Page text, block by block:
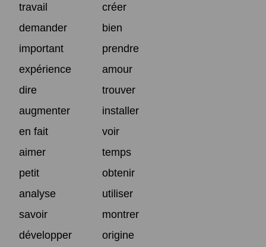
travail
créer
demander
bien
important
prendre
expérience
amour
dire
trouver
augmenter
installer
en fait
voir
aimer
temps
petit
obtenir
analyse
utiliser
savoir
montrer
développer
origine